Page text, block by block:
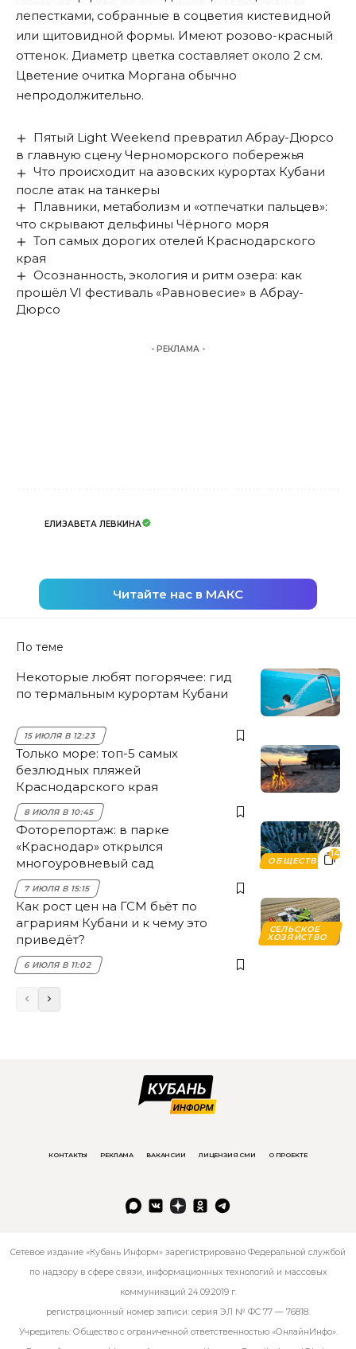
лепестками, собранные в соцветия кистевидной
или щитовидной формы. Имеют розово-красный
оттенок. Диаметр цветка составляет около 2 см.
Цветение очитка Моргана обычно
непродолжительно.
Пятый Light Weekend превратил Абрау-Дюрсо
в главную сцену Черноморского побережья
Что происходит на азовских курортах Кубани
после атак на танкеры
Плавники, метаболизм и «отпечатки пальцев»:
что скрывают дельфины Чёрного моря
Топ самых дорогих отелей Краснодарского
края
Осознанность, экология и ритм озера: как
прошёл VI фестиваль «Равновесие» в Абрау-
Дюрсо
- РЕКЛАМА -
ЕЛИЗАВЕТА ЛЕВКИНА
Читайте нас в МАКС
По теме
Некоторые любят погорячее: гид
по термальным курортам Кубани
15 ИЮЛЯ В 12:23
Только море: топ-5 самых
безлюдных пляжей
Краснодарского края
8 ИЮЛЯ В 10:45
14
ОБЩЕСТВО
Фоторепортаж: в парке
«Краснодар» открылся
многоуровневый сад
7 ИЮЛЯ В 15:15
СЕЛЬСКОЕ
ХОЗЯЙСТВО
Как рост цен на ГСМ бьёт по
аграриям Кубани и к чему это
приведёт?
6 ИЮЛЯ В 11:02
КОНТАКТЫ РЕКЛАМА ВАКАНСИИ ЛИЦЕНЗИЯ СМИ О ПРОЕКТЕ
Сетевое издание «Кубань Информ» зарегистрировано Федеральной службой
по надзору в сфере связи, информационных технологий и массовых
коммуникаций 24.09.2019 г.
регистрационный номер записи: серия ЭЛ № ФС 77 — 76818.
Учредитель: Общество с ограниченной ответственностью «ОнлайнИнфо».